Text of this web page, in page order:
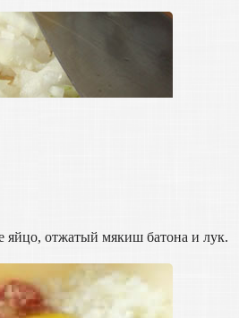
яйцо, отжатый мякиш батона и лук.